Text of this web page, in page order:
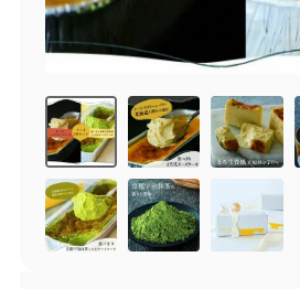
紅
メ
ト
クッキー缶
お誕生日セット
手さげ袋
季節限定